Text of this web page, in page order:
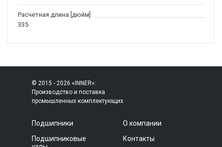
Расчетная длина [дюйм]
335
© 2015 - 2026 «INNER»:
Производство и поставка
промышленных комплектующих
Подшипники
Подшипниковые
О компании
Контакты